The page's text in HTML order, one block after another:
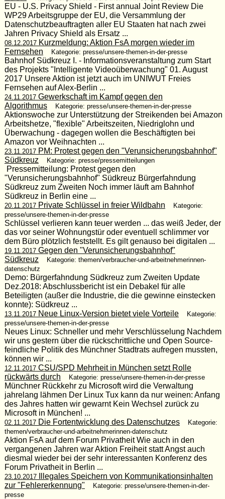
EU - U.S. Privacy Shield - First annual Joint Review Die
WP29 Arbeitsgruppe der EU, die Versammlung der
Datenschutzbeauftragten aller EU Staaten hat nach zwei
Jahren Privacy Shield als Ersatz ...
08.12.2017Kurzmeldung: Aktion FsA morgen wieder im
Fernsehen
Kategorie: presse/unsere-themen-in-der-presse
Bahnhof Südkreuz I. - Informationsveranstaltung zum Start
des Projekts "Intelligente Videoüberwachung" 01. August
2017 Unsere Aktion ist jetzt auch im UNIWUT Freies
Fernsehen auf Alex-Berlin ...
24.11.2017Gewerkschaft im Kampf gegen den
Algorithmus
Kategorie: presse/unsere-themen-in-der-presse
Aktionswoche zur Unterstützung der Streikenden bei Amazon
Arbeitshetze, "flexible" Arbeitszeiten, Niedriglohn und
Überwachung - dagegen wollen die Beschäftigten bei
Amazon vor Weihnachten ...
23.11.2017PM: Protest gegen den "Verunsicherungsbahnhof"
Südkreuz
Kategorie: presse/pressemitteilungen
Pressemitteilung: Protest gegen den
"Verunsicherungsbahnhof" Südkreuz Bürgerfahndung
Südkreuz zum Zweiten Noch immer läuft am Bahnhof
Südkreuz in Berlin eine ...
20.11.2017Private Schlüssel in freier Wildbahn
Kategorie:
presse/unsere-themen-in-der-presse
Schlüssel verlieren kann teuer werden ... das weiß Jeder, der
das vor seiner Wohnungstür oder eventuell schlimmer vor
dem Büro plötzlich feststellt. Es gilt genauso bei digitalen ...
19.11.2017Gegen den "Verunsicherungsbahnhof"
Südkreuz
Kategorie: themen/verbraucher-und-arbeitnehmerinnen-
datenschutz
Demo: Bürgerfahndung Südkreuz zum Zweiten Update
Dez.2018: Abschlussbericht ist ein Debakel für alle
Beteiligten (außer die Industrie, die die gewinne einstecken
konnte): Südkreuz ...
13.11.2017Neue Linux-Version bietet viele Vorteile
Kategorie:
presse/unsere-themen-in-der-presse
Neues Linux: Schneller und mehr Verschlüsselung Nachdem
wir uns gestern über die rückschrittliche und Open Source-
feindliche Politik des Münchner Stadtrats aufregen mussten,
können wir ...
12.11.2017CSU/SPD Mehrheit in München setzt Rolle
rückwärts durch
Kategorie: presse/unsere-themen-in-der-presse
Münchner Rückkehr zu Microsoft wird die Verwaltung
jahrelang lähmen Der Linux Tux kann da nur weinen: Anfang
des Jahres hatten wir gewarnt Kein Wechsel zurück zu
Microsoft in München! ...
02.11.2017Die Fortentwicklung des Datenschutzes
Kategorie:
themen/verbraucher-und-arbeitnehmerinnen-datenschutz
Aktion FsA auf dem Forum Privatheit Wie auch in den
vergangenen Jahren war Aktion Freiheit statt Angst auch
diesmal wieder bei der sehr interessanten Konferenz des
Forum Privatheit in Berlin ...
23.10.2017Illegales Speichern von Kommunikationsinhalten
zur "Fehlererkennung"
Kategorie: presse/unsere-themen-in-der-
presse